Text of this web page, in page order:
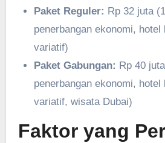
Paket Reguler: Rp 32 juta
penerbangan ekonomi,
variatif)
Paket Gabungan: Rp 40
penerbangan ekonomi,
variatif, wisata Dubai)
Faktor yang